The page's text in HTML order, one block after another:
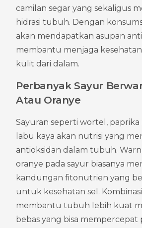
camilan segar yang sekaligus
hidrasi tubuh. Dengan
akan mendapatkan asupan
membantu menjaga kesehatan
kulit dari dalam.
Perbanyak Sayur
Atau Oranye
Sayuran seperti wortel, paprika
labu kaya akan nutrisi yang
antioksidan dalam tubuh.
oranye pada sayur biasanya
kandungan fitonutrien yang
untuk kesehatan sel.
membantu tubuh lebih kuat
bebas yang bisa mempercepat